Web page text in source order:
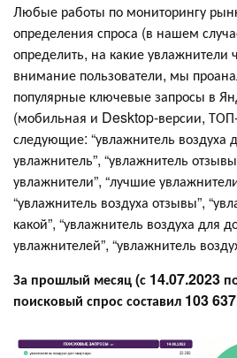
Любые работы по мониторингу
определения спроса (в нашем
определить, на какие
внимание пользователи, мы
популярные ключевые запросы в
(мобильная и Desktop-версии,
следующие: “увлажнитель воздуха
увлажнитель”, “увлажнитель
увлажнители”, “лучшие
“увлажнитель воздуха отзывы”,
какой”, “увлажнитель воздуха для
увлажнителей”, “увлажнитель
За прошлый месяц (с 14.07.2023
поисковый спрос составил 103